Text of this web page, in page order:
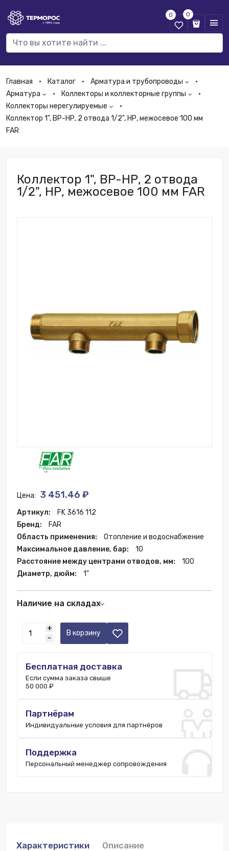
0 0
Главная Каталог
Арматура и трубопроводы
Арматура
Коллекторы и коллекторные группы
Коллекторы нерегулируемые
Коллектор 1", ВР-НР, 2 отвода 1/2", НР, межосевое 100 мм
FAR
Коллектор 1", ВР-НР, 2 отвода
1/2", НР, межосевое 100 мм FAR
Цена: 3 451.46 ₽
Артикул:
FK 3616 112
Бренд:
FAR
Область применения:
Отопление и водоснабжение
Максимальное давление, бар:
10
Расстояние между центрами отводов, мм:
100
Диаметр, дюйм:
1"
Наличие на складах
+
-
В корзину
Бесплатная доставка
Если сумма заказа свыше
50 000 ₽
Партнёрам
Индивидуальные условия для партнёров
Поддержка
Персональный менеджер сопровождения
Характеристики Описание